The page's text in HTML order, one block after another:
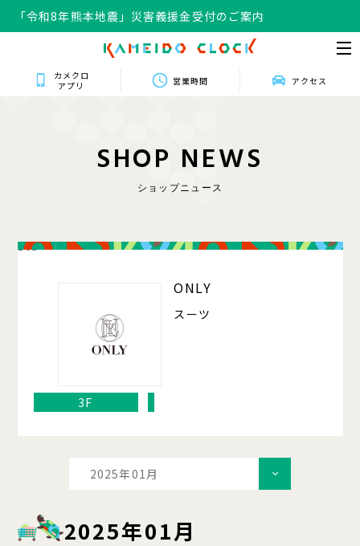
「令和8年熊本地震」災害義援金受付のご案内
カメクロ
アプリ
営業時間 アクセス
SHOP NEWS
ショップニュース
318
ONLY
スーツ
3F
2025年01月
2025年01月